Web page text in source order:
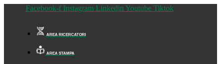
Facebook-f Instagram Linkedin Youtube Tiktok
AREA RICERCATORI
AREA STAMPA